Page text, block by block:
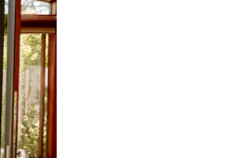
tocando y deslizando la pantalla.